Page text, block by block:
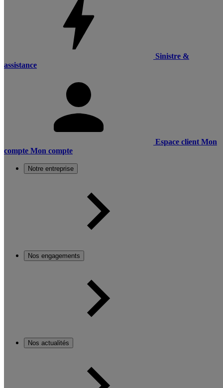
Sinistre &
assistance
Espace client Mon
compte Mon compte
Notre entreprise
Nos engagements
Nos actualités